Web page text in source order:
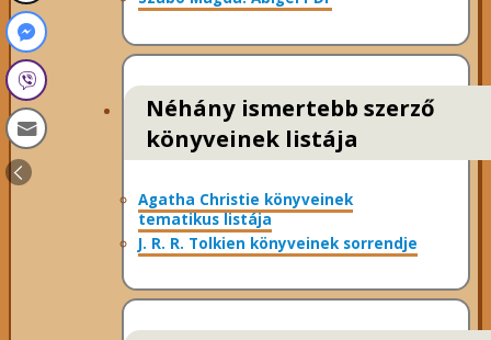
Néhány ismertebb szerző
könyveinek listája
Agatha Christie könyveinek
tematikus listája
J. R. R. Tolkien könyveinek sorrendje